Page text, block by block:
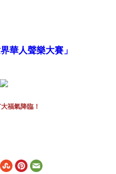
華人聲樂大賽」
福氣降臨！